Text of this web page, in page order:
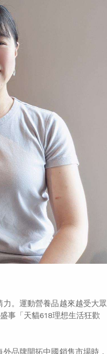
。運動營養品越來越受大眾
事「天貓618理想生活狂歡
品牌開拓中國銷售市場時，